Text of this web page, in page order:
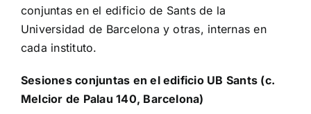
conjuntas en el edificio de Sants de la
Universidad de Barcelona y otras, internas en
cada instituto.
Sesiones conjuntas en el edificio UB Sants (c.
Melcior de Palau 140, Barcelona)